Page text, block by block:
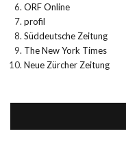
ORF Online
profil
Süddeutsche Zeitung
The New York Times
Neue Zürcher Zeitung